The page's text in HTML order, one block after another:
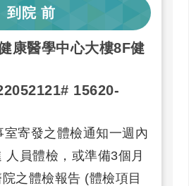
到院前
康醫學中心大樓8F健
15620-
寄發之體檢通知一週內
人員體檢，或準備3個月
之體檢報告 (體檢項目